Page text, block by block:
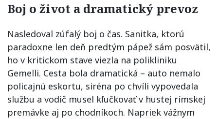
Boj o život a dramatický prevoz
Nasledoval zúfalý boj o čas. Sanitka, ktorú
paradoxne len deň predtým pápež sám posvätil,
ho v kritickom stave viezla na polikliniku
Gemelli. Cesta bola dramatická – auto nemalo
policajnú eskortu, siréna po chvíli vypovedala
službu a vodič musel kľučkovať v hustej rímskej
premávke aj po chodníkoch. Napriek vážnym